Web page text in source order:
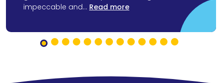
impeccable and... Read more